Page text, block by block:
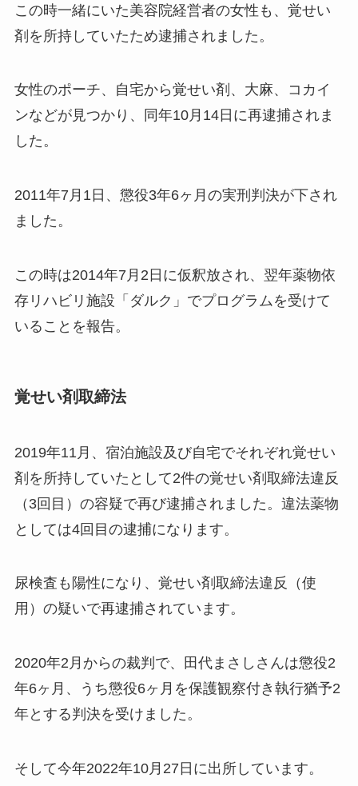
この時一緒にいた美容院経営者の女性も、覚せい
剤を所持していたため逮捕されました。
女性のポーチ、自宅から覚せい剤、大麻、コカイ
ンなどが見つかり、同年10月14日に再逮捕されま
した。
2011年7月1日、懲役3年6ヶ月の実刑判決が下され
ました。
この時は2014年7月2日に仮釈放され、翌年薬物依
存リハビリ施設「ダルク」でプログラムを受けて
いることを報告。
覚せい剤取締法
2019年11月、宿泊施設及び自宅でそれぞれ覚せい
剤を所持していたとして2件の覚せい剤取締法違反
（3回目）の容疑で再び逮捕されました。違法薬物
としては4回目の逮捕になります。
尿検査も陽性になり、 覚せい剤取締法違反（使
用）の疑いで再逮捕されています。
2020年2月からの裁判で、田代まさしさんは懲役2
年6ヶ月、
うち懲役6ヶ月を保護観察付き執行猶予2
年とする判決を受けました。
そして今年2022年10月27日に出所しています。